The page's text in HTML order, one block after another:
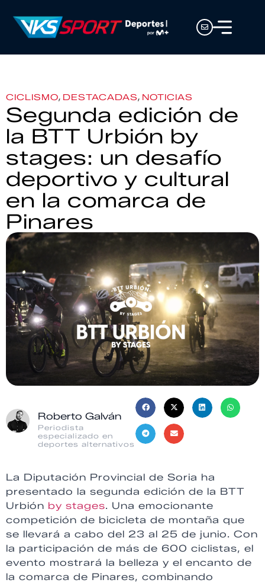
CICLISMO, DESTACADAS, NOTICIAS
Segunda edición de
la BTT Urbión by
stages: un desafío
deportivo y cultural
en la comarca de
Pinares
Roberto Galván
Periodista
especializado en
deportes alternativos
La Diputación Provincial de Soria ha
presentado la segunda edición de la BTT
Urbión by stages. Una emocionante
competición de bicicleta de montaña que
se llevará a cabo del 23 al 25 de junio. Con
la participación de más de 600 ciclistas, el
evento mostrará la belleza y el encanto de
la comarca de Pinares, combinando